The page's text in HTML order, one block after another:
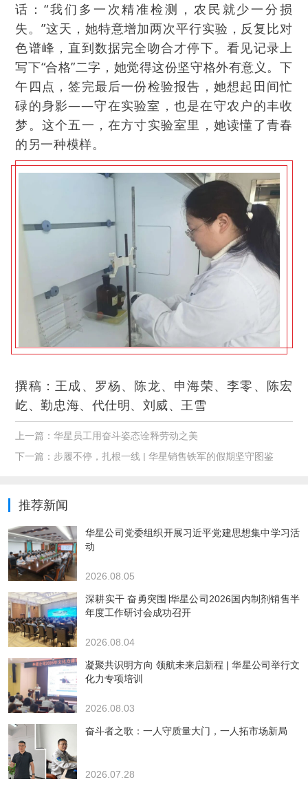
话：“我们多一次精准检测，农民就少一分损
失。”这天，她特意增加两次平行实验，反复比对
色谱峰，直到数据完全吻合才停下。看见记录上
写下“合格”二字，她觉得这份坚守格外有意义。下
午四点，签完最后一份检验报告，她想起田间忙
碌的身影——守在实验室，也是在守农户的丰收
梦。这个五一，在方寸实验室里，她读懂了青春
的另一种模样。
撰稿：王成、罗杨、陈龙、申海荣、李零、陈宏
屹、勤忠海、代仕明、刘威、王雪
上一篇：华星员工用奋斗姿态诠释劳动之美
下一篇： 步履不停，扎根一线 | 华星销售铁军的假期坚守图鉴
推荐新闻
华星公司党委组织开展习近平党建思想集中学习活
动
2026.08.05
深耕实干 奋勇突围∣华星公司2026国内制剂销售半
年度工作研讨会成功召开
2026.08.04
凝聚共识明方向 领航未来启新程 | 华星公司举行文
化力专项培训
2026.08.03
奋斗者之歌：一人守质量大门，一人拓市场新局
2026.07.28